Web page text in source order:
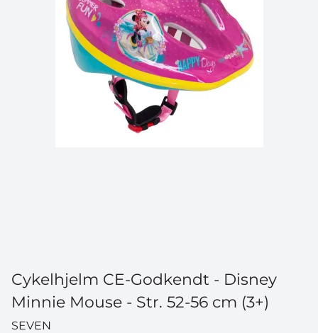
Cykelhjelm CE-Godkendt - Disney
Minnie Mouse - Str. 52-56 cm (3+)
SEVEN